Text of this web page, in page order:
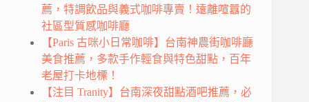
薦，特調飲品與義式咖啡專賣！遠離喧囂的
社區型質感咖啡廳
【Paris 古咪小日常咖啡】台南神農街咖啡廳
美食推薦，多款手作輕食與特色甜點，百年
老屋打卡地標！
【注目 Tranity】台南深夜甜點酒吧推薦，必